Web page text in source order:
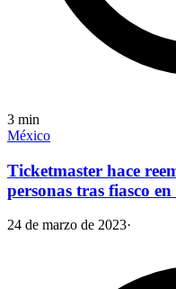
3 min
México
Ticketmaster hace
personas tras fiasco
24 de marzo de 2023·